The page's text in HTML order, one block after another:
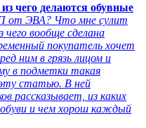
чего делаются обувные
от ЭВА? Что мне сулит
вообще сделана
покупатель хочет
ним в грязь лицом и
в подметки такая
статью. В ней
рассказывает, из каких
и чем хорош каждый